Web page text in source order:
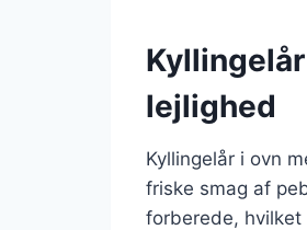
lejlighed
Kyllingelår i ovn
friske smag af
forberede,